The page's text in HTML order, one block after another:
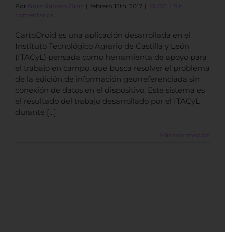
Por Nora Raboso Ortiz | febrero 13th, 2017 | BLOG | Sin
comentarios
CartoDroid es una aplicación desarrollada en el
Instituto Tecnológico Agrario de Castilla y León
(ITACyL) pensada como herramienta de apoyo para
el trabajo en campo, que busca resolver el problema
de la edición de información georreferenciada sin
conexión de datos en el dispositivo. Este sistema es
el resultado del trabajo desarrollado por el ITACyL
durante [...]
Más información